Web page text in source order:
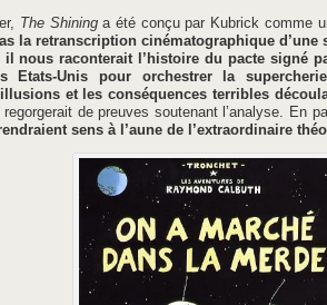
The Shininga été conçu par Kubrick comme
la retranscription cinématographique d’une
nous raconterait l’histoire du pacte signé
Etats-Unis pour orchestrer la
et les conséquences terribles
regorgerait de preuves soutenant l’analyse. En
sens à l’aune de l’extraordinaire